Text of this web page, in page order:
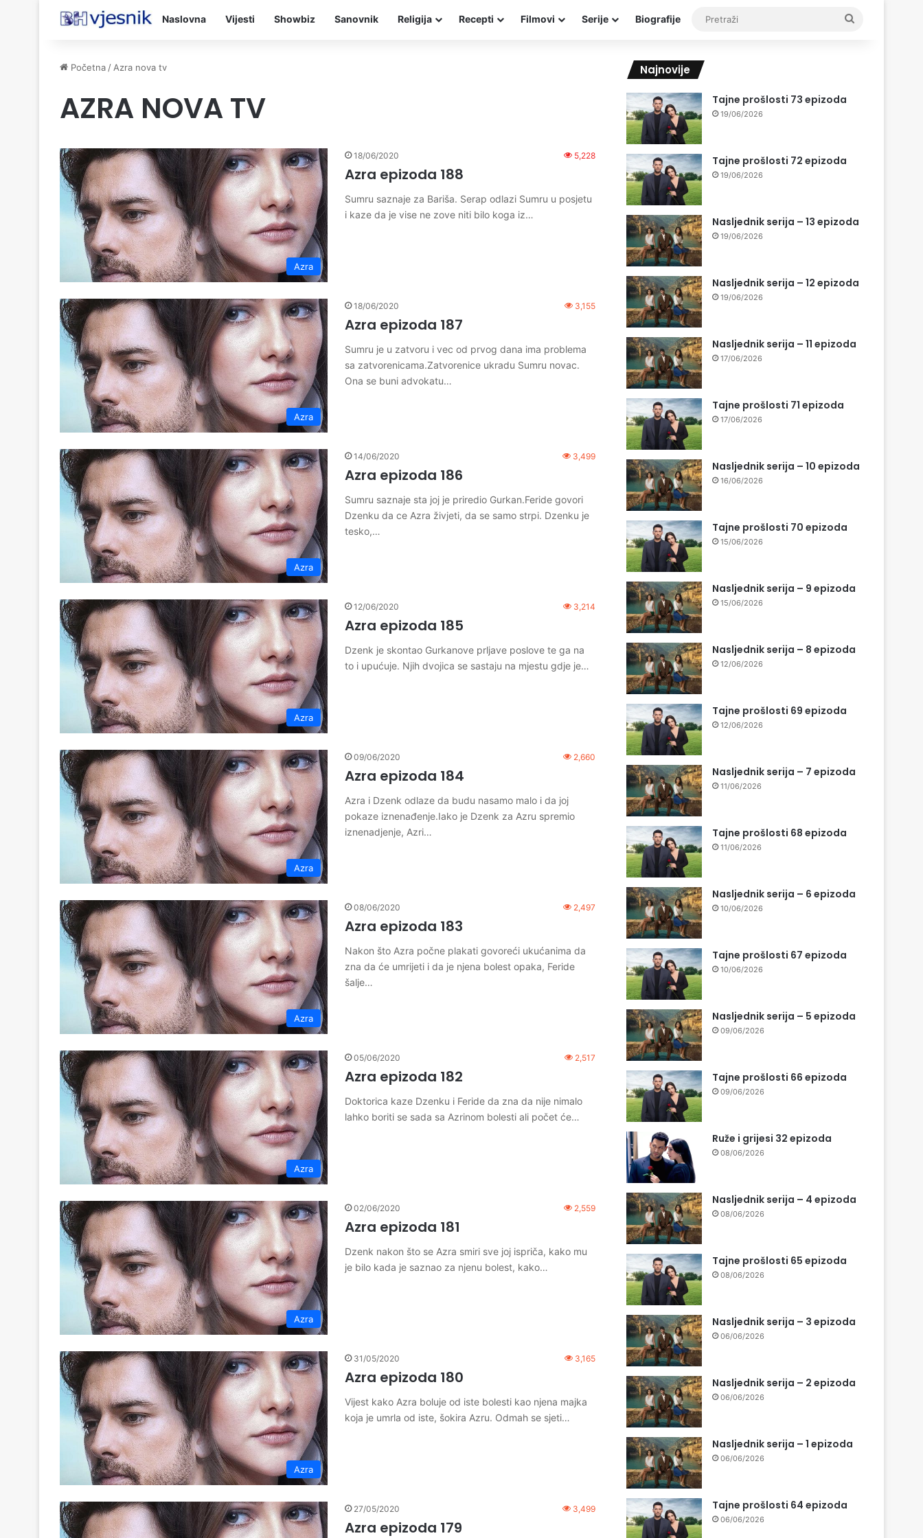
Naslovna Vijesti Showbiz Sanovnik Religija Recepti Filmovi Serije Biografije
Početna / Azra nova tv
AZRA NOVA TV
Azra
18/06/2020 5,228
Azra epizoda 188
Sumru saznaje za Bariša. Serap odlazi Sumru u posjetu
i kaze da je vise ne zove niti bilo koga iz…
Azra
18/06/2020 3,155
Azra epizoda 187
Sumru je u zatvoru i vec od prvog dana ima problema
sa zatvorenicama.Zatvorenice ukradu Sumru novac.
Ona se buni advokatu…
Azra
14/06/2020 3,499
Azra epizoda 186
Sumru saznaje sta joj je priredio Gurkan.Feride govori
Dzenku da ce Azra živjeti, da se samo strpi. Dzenku je
tesko,…
Azra
12/06/2020 3,214
Azra epizoda 185
Dzenk je skontao Gurkanove prljave poslove te ga na
to i upućuje. Njih dvojica se sastaju na mjestu gdje je…
Azra
09/06/2020 2,660
Azra epizoda 184
Azra i Dzenk odlaze da budu nasamo malo i da joj
pokaze iznenađenje.Iako je Dzenk za Azru spremio
iznenadjenje, Azri…
Azra
08/06/2020 2,497
Azra epizoda 183
Nakon što Azra počne plakati govoreći ukućanima da
zna da će umrijeti i da je njena bolest opaka, Feride
šalje…
Azra
05/06/2020 2,517
Azra epizoda 182
Doktorica kaze Dzenku i Feride da zna da nije nimalo
lahko boriti se sada sa Azrinom bolesti ali počet će…
Azra
02/06/2020 2,559
Azra epizoda 181
Dzenk nakon što se Azra smiri sve joj ispriča, kako mu
je bilo kada je saznao za njenu bolest, kako…
Azra
31/05/2020 3,165
Azra epizoda 180
Vijest kako Azra boluje od iste bolesti kao njena majka
koja je umrla od iste, šokira Azru. Odmah se sjeti…
27/05/2020 3,499
Azra epizoda 179
Najnovije
Tajne prošlosti 73 epizoda
19/06/2026
Tajne prošlosti 72 epizoda
19/06/2026
Nasljednik serija – 13 epizoda
19/06/2026
Nasljednik serija – 12 epizoda
19/06/2026
Nasljednik serija – 11 epizoda
17/06/2026
Tajne prošlosti 71 epizoda
17/06/2026
Nasljednik serija – 10 epizoda
16/06/2026
Tajne prošlosti 70 epizoda
15/06/2026
Nasljednik serija – 9 epizoda
15/06/2026
Nasljednik serija – 8 epizoda
12/06/2026
Tajne prošlosti 69 epizoda
12/06/2026
Nasljednik serija – 7 epizoda
11/06/2026
Tajne prošlosti 68 epizoda
11/06/2026
Nasljednik serija – 6 epizoda
10/06/2026
Tajne prošlosti 67 epizoda
10/06/2026
Nasljednik serija – 5 epizoda
09/06/2026
Tajne prošlosti 66 epizoda
09/06/2026
Ruže i grijesi 32 epizoda
08/06/2026
Nasljednik serija – 4 epizoda
08/06/2026
Tajne prošlosti 65 epizoda
08/06/2026
Nasljednik serija – 3 epizoda
06/06/2026
Nasljednik serija – 2 epizoda
06/06/2026
Nasljednik serija – 1 epizoda
06/06/2026
Tajne prošlosti 64 epizoda
06/06/2026